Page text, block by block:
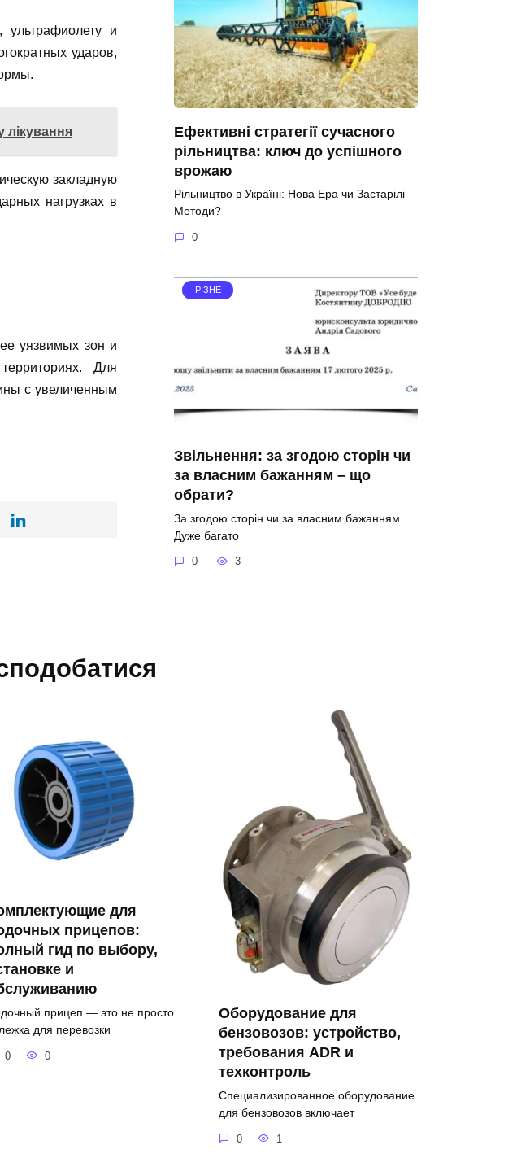
ультрафиолету и
ударов,
лікування
закладную
нагрузках в
уязвимых зон и
Для
с увеличенным
Ефективні стратегії сучасного
рільництва: ключ до успішного
врожаю
Рільництво в Україні: Нова Ера чи Застарілі
Методи?
0
РІЗНЕ
Звільнення: за згодою сторін чи
за власним бажанням – що
обрати?
За згодою сторін чи за власним бажанням
Дуже багато
0 3
для
прицепов:
гид по выбору,
и
прицеп — это не просто
для перевозки
0 0
Оборудование для
бензовозов: устройство,
требования ADR и
техконтроль
Специализированное оборудование
для бензовозов включает
0 1